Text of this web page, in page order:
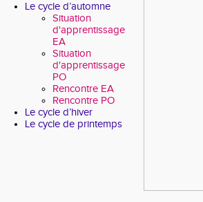
Le cycle d’automne
Situation
d'apprentissage
EA
Situation
d'apprentissage
PO
Rencontre EA
Rencontre PO
Le cycle d’hiver
Le cycle de printemps